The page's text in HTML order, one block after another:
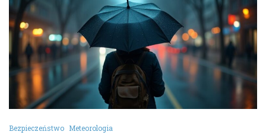
Bezpieczeństwo Meteorologia